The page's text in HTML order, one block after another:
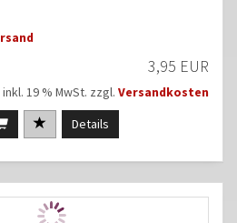
3,95 EUR
inkl. 19 % MwSt. zzgl. Versandkosten
Details